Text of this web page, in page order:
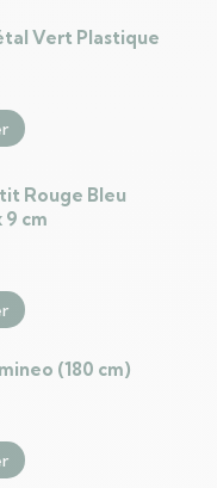
Vert Plastique
Rouge Bleu
9 cm
(180 cm)